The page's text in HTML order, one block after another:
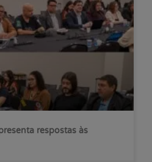
respostas às